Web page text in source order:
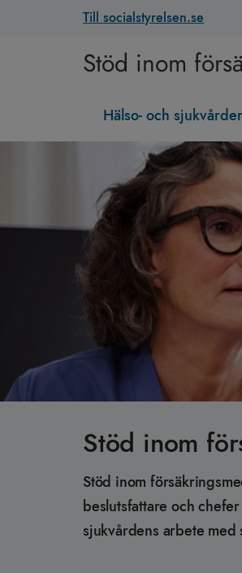
Till socialstyrelsen.se
Stöd inom
Hälso- och
försäkringsmedicin
Stöd inom
Stöd inom
beslutsfattare och
sjukvårdens arbete